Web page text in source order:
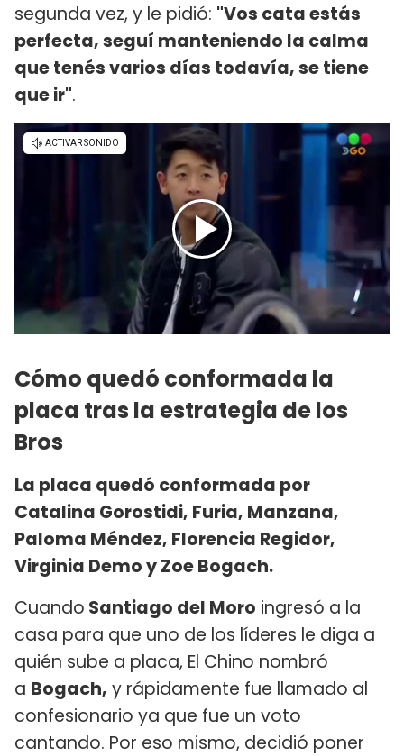
segunda vez, y le pidió: "Vos cata estás
perfecta, seguí manteniendo la calma
que tenés varios días todavía, se tiene
que ir".
Cómo quedó conformada la
placa tras la estrategia de los
Bros
La placa quedó conformada por
Catalina Gorostidi, Furia, Manzana,
Paloma Méndez, Florencia Regidor,
Virginia Demo y Zoe Bogach.
Cuando Santiago del Moro ingresó a la
casa para que uno de los líderes le diga a
quién sube a placa, El Chino nombró
a Bogach, y rápidamente fue llamado al
confesionario ya que fue un voto
cantando. Por eso mismo, decidió poner